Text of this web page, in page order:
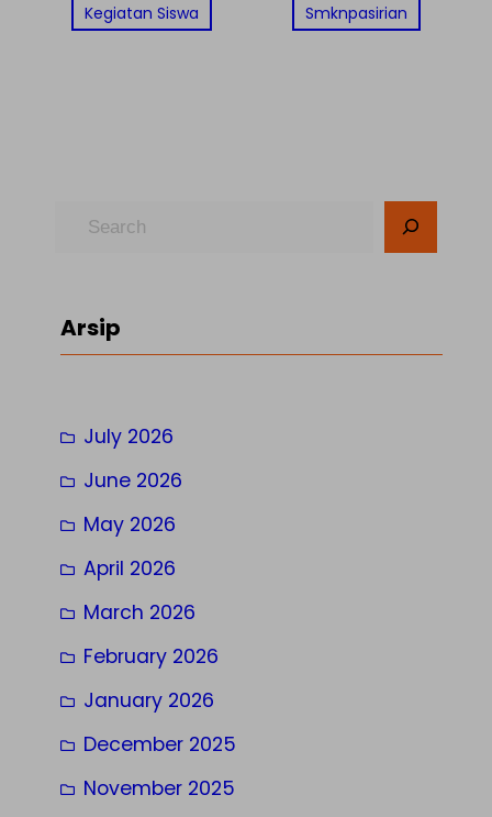
Kegiatan Siswa Smknpasirian
c
Arsip
July 2026
June 2026
May 2026
April 2026
March 2026
February 2026
January 2026
December 2025
November 2025